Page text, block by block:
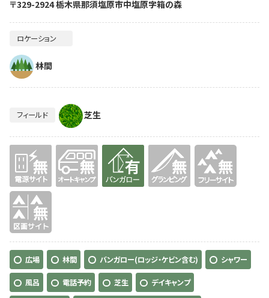
〒329-2924 栃木県那須塩原市中塩原字箱の森
ロケーション
林間
フィールド 芝生
無 無 有り
無
広場 林間 バンガロー(ロッジ・ケビン含む) シャワー
風呂 電話予約 芝生 デイキャンプ